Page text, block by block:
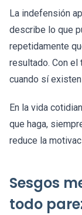
La indefensión
describe lo que
repetidamente
resultado. Con el
cuando sí
En la vida
que haga,
reduce la
Sesgos
todo